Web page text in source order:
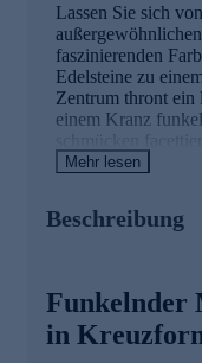
Lassen Sie sich
faszinierenden
Edelsteine zu
Zentrum thront ein
einem Kranz
schmücken
Regenbogens -
hochglanzpolierte
Blickfang, der
Exklusivität
gekonnt Akzente
Mehr lesen
Beschreibung
Funkelnder
in